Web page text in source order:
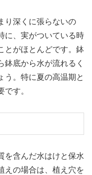
り深くに張らないの
に、実がついている時
とがほとんどです。鉢
底から水が流れるく
う。特に夏の高温期と
す。
を含んだ水はけと保水
えの場合は、植え穴を